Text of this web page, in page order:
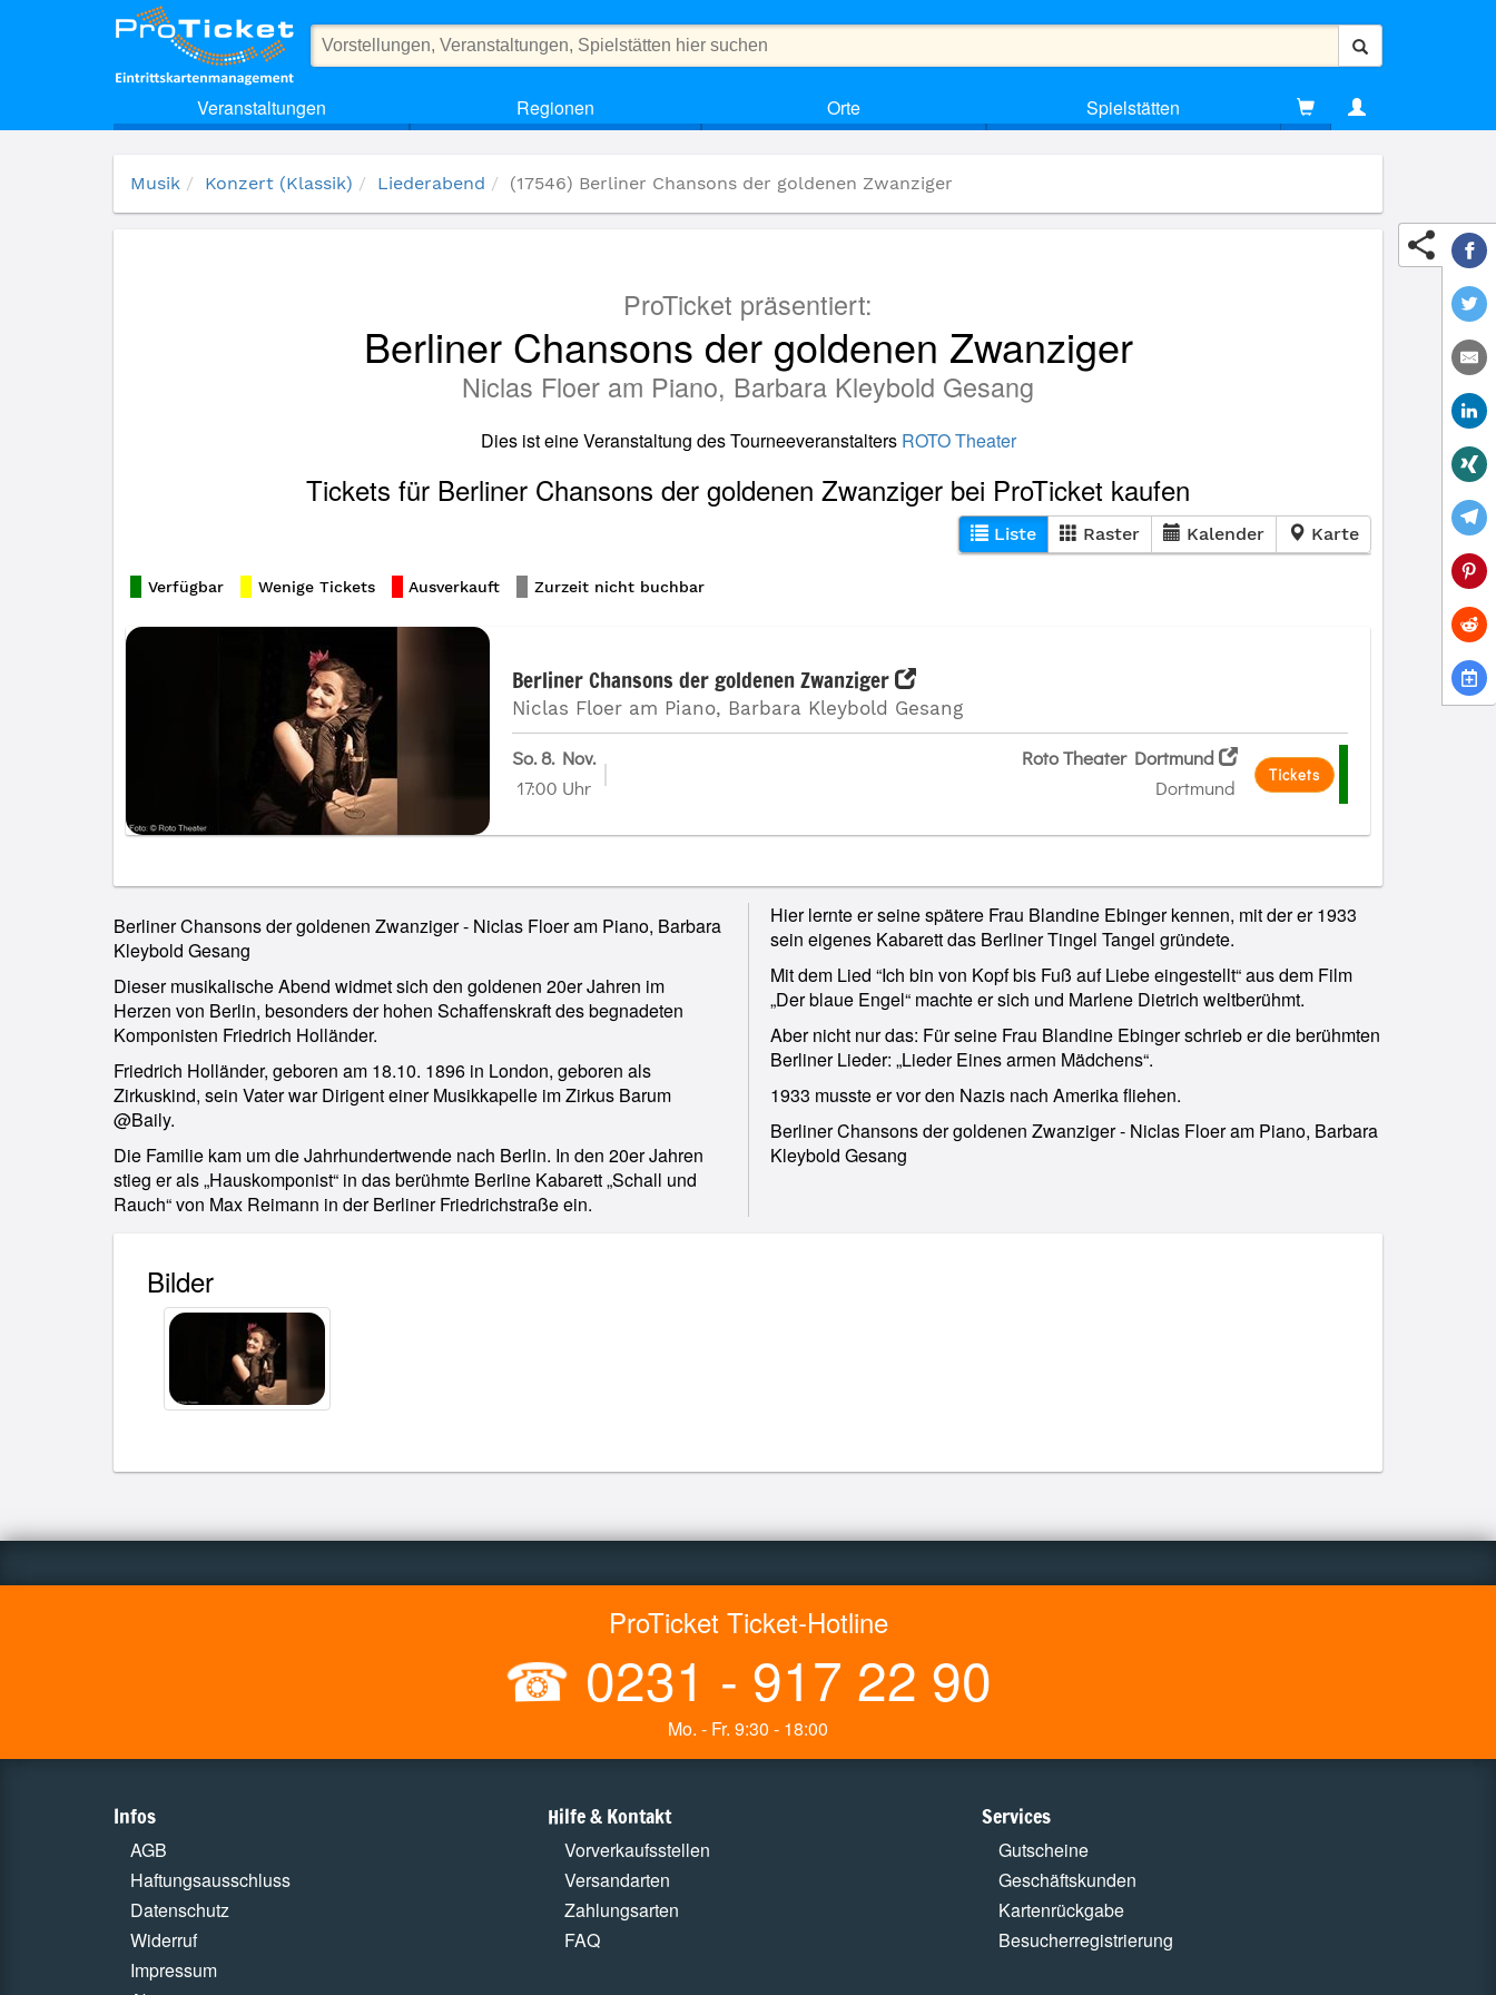
Veranstaltungen Regionen Orte Spielstätten
(17546) Berliner Chansons der goldenen Zwanziger
Musik Konzert (Klassik) Liederabend (17546) Berliner Chansons der goldenen Zwanziger
ProTicket präsentiert:
Berliner Chansons der goldenen Zwanziger
Niclas Floer am Piano, Barbara Kleybold Gesang
Dies ist eine Veranstaltung des Tourneeveranstalters ROTO Theater
Tickets für Berliner Chansons der goldenen Zwanziger bei ProTicket kaufen
Liste Raster Kalender Karte
Verfügbar Wenige Tickets Ausverkauft Zurzeit nicht buchbar
Berliner Chansons der goldenen Zwanziger
Niclas Floer am Piano, Barbara Kleybold Gesang
So. 8. Nov.
17:00 Uhr
Roto Theater Dortmund
Dortmund
Tickets
Berliner Chansons der goldenen Zwanziger - Niclas Floer am Piano, Barbara
Kleybold Gesang
Dieser musikalische Abend widmet sich den goldenen 20er Jahren im
Herzen von Berlin, besonders der hohen Schaffenskraft des begnadeten
Komponisten Friedrich Holländer.
Friedrich Holländer, geboren am 18.10. 1896 in London, geboren als
Zirkuskind, sein Vater war Dirigent einer Musikkapelle im Zirkus Barum
@Baily.
Die Familie kam um die Jahrhundertwende nach Berlin. In den 20er Jahren
stieg er als „Hauskomponist“ in das berühmte Berline Kabarett „Schall und
Rauch“ von Max Reimann in der Berliner Friedrichstraße ein.
Hier lernte er seine spätere Frau Blandine Ebinger kennen, mit der er 1933
sein eigenes Kabarett das Berliner Tingel Tangel gründete.
Mit dem Lied “Ich bin von Kopf bis Fuß auf Liebe eingestellt“ aus dem Film
„Der blaue Engel“ machte er sich und Marlene Dietrich weltberühmt.
Aber nicht nur das: Für seine Frau Blandine Ebinger schrieb er die berühmten
Berliner Lieder: „Lieder Eines armen Mädchens“.
1933 musste er vor den Nazis nach Amerika fliehen.
Berliner Chansons der goldenen Zwanziger - Niclas Floer am Piano, Barbara
Kleybold Gesang
Bilder
ProTicket Ticket-Hotline
☎ 0231 - 917 22 90
Mo. - Fr. 9:30 - 18:00
Infos
AGB
Haftungsausschluss
Datenschutz
Widerruf
Impressum
Hilfe & Kontakt
Vorverkaufsstellen
Versandarten
Zahlungsarten
FAQ
Services
Gutscheine
Geschäftskunden
Kartenrückgabe
Besucherregistrierung